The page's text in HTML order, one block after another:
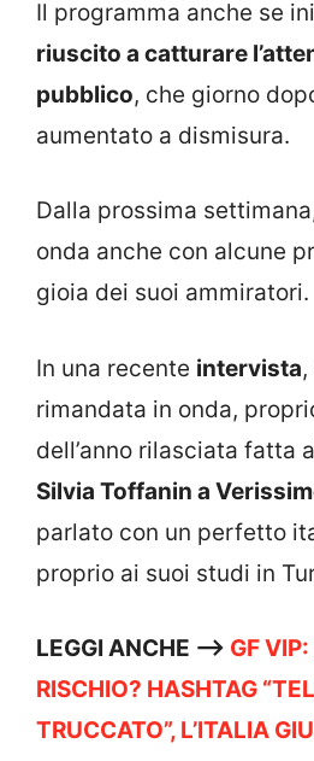
Il programma anche se
riuscito a catturare
pubblico, che giorno
aumentato a dismisura.
Dalla prossima
onda anche con alcune
gioia dei suoi ammiratori.
In una recente intervista
rimandata in onda,
dell’anno rilasciata fatta
Silvia Toffanin a
parlato con un perfetto
proprio ai suoi studi in
LEGGI ANCHE —-> GF
RISCHIO? HASHTAG
TRUCCATO”, L’ITALIA